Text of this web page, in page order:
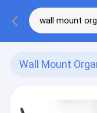
Wall Mount